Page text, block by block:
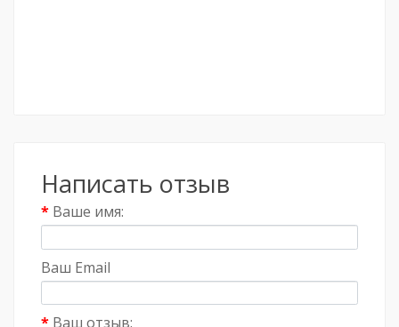
Написать отзыв
Ваше имя:
Ваш Email
Ваш отзыв: